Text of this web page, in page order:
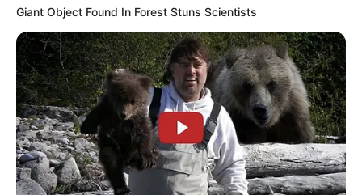
Giant Object Found In Forest Stuns Scientists